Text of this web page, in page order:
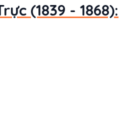
(1839 - 1868):